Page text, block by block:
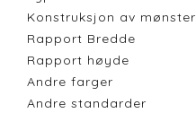
Konstruksjon av mønster
Rapport Bredde
Rapport høyde
Andre farger
Andre standarder